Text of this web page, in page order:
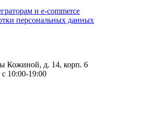
и e-commerce
персональных данных
Кожиной, д. 14, корп. 6
10:00-19:00